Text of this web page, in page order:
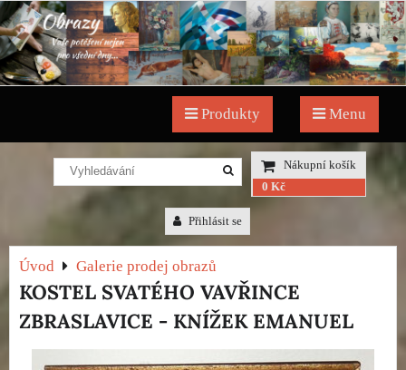
Produkty Menu
Nákupní košík
0 Kč
Přihlásit se
Úvod Galerie prodej obrazů
KOSTEL SVATÉHO VAVŘINCE
ZBRASLAVICE - KNÍŽEK EMANUEL